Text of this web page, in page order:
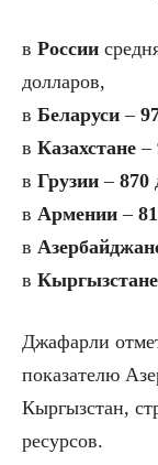
в России
долларов,
в Беларуси –
в Казахстане –
в Грузии – 870
в Армении –
в
в Кыргызстане
Джафарли
показателю
Кыргызстан,
ресурсов.